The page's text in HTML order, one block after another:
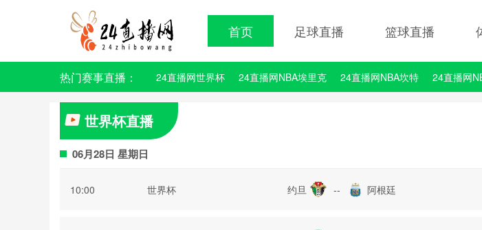
首页 足球直播 篮球直播
热门赛事直播： 24直播网世界杯 24直播网NBA埃里克 24直播网NBA坎特 24直播网
世界杯直播
06月28日 星期日
10:00 世界杯 约旦 -- 阿根廷